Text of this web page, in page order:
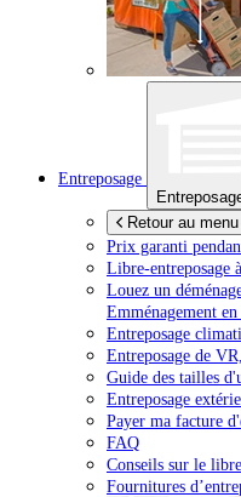
Entreposage
Retour au
Prix garanti
Libre-entreposage à
Louez un
Emménagement
Entreposage
Entreposage de
Guide des tailles
Entreposage
Payer ma facture
FAQ
Conseils sur le
Fournitures